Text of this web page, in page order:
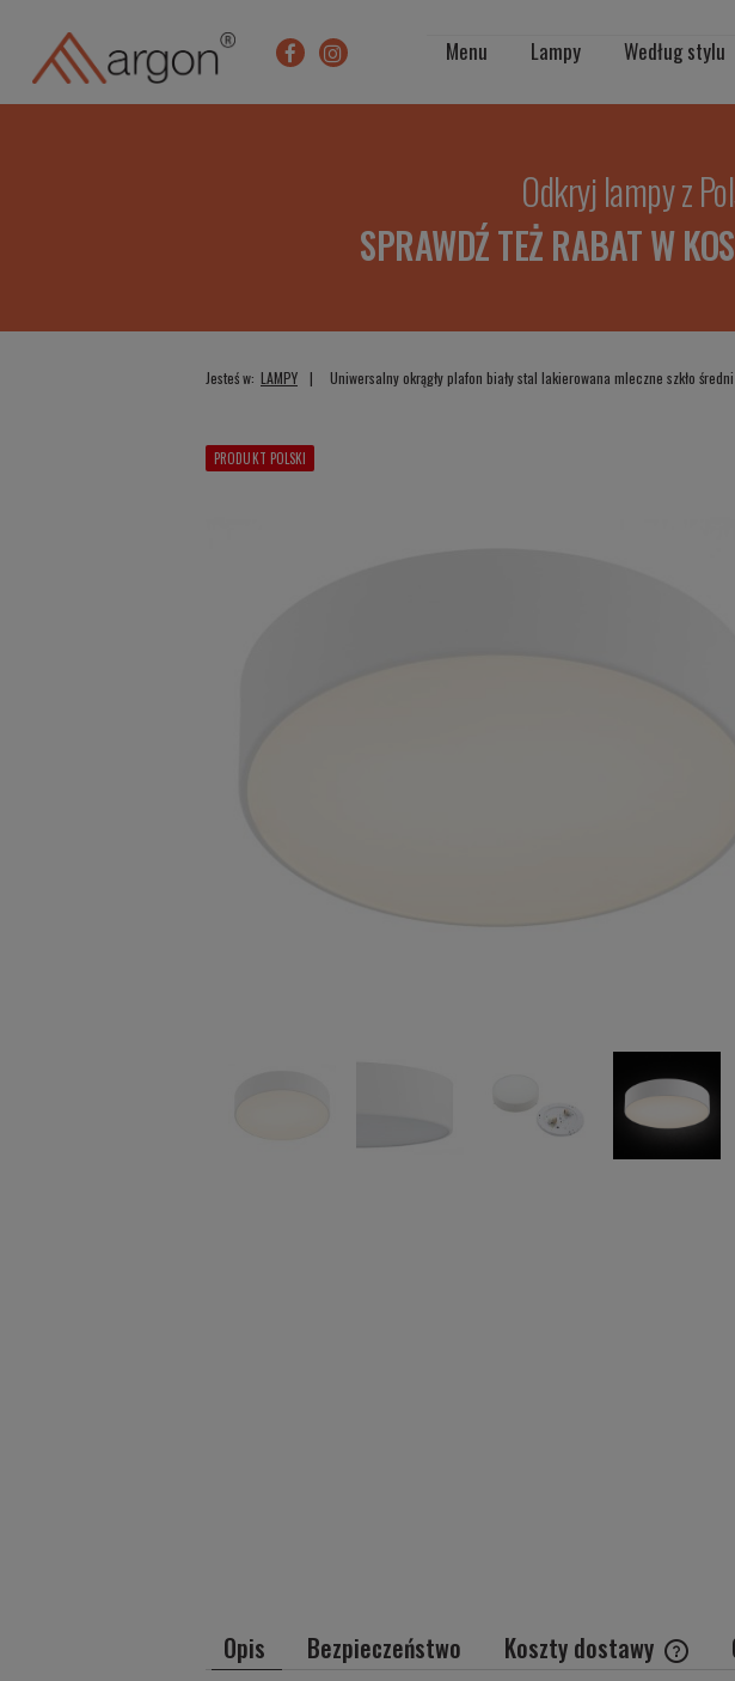
Menu Lampy Według stylu
Odkryj lampy z
SPRAWDŹ TEŻ RABAT W
Jesteś w: LAMPY Uniwersalny okrągły plafon biały stal lakierowana mleczne szkło średni
PRODUKT POLSKI
Opis Bezpieczeństwo Koszty dostawy